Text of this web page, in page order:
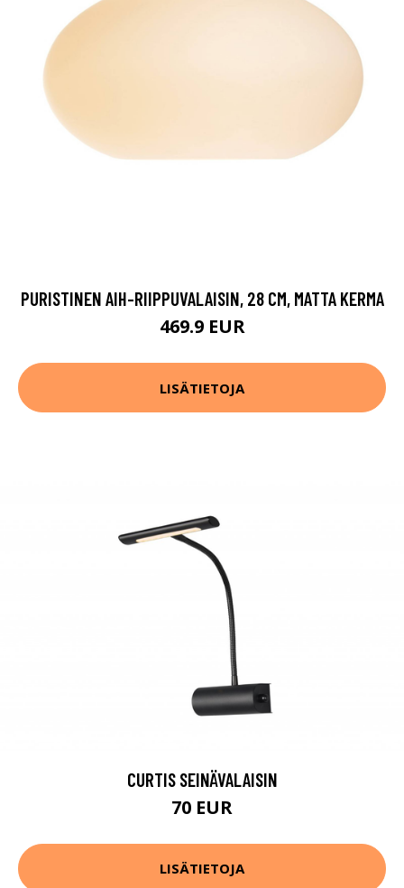
PURISTINEN AIH-RIIPPUVALAISIN, 28 CM, MATTA KERMA
469.9 EUR
LISÄTIETOJA
CURTIS SEINÄVALAISIN
70 EUR
LISÄTIETOJA